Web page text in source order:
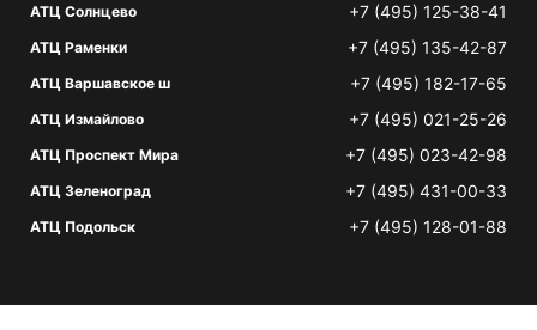
АТЦ Солнцево +7 (495) 125-38-41
АТЦ Раменки +7 (495) 135-42-87
АТЦ Варшавское ш +7 (495) 182-17-65
АТЦ Измайлово +7 (495) 021-25-26
АТЦ Проспект Мира +7 (495) 023-42-98
АТЦ Зеленоград +7 (495) 431-00-33
АТЦ Подольск +7 (495) 128-01-88